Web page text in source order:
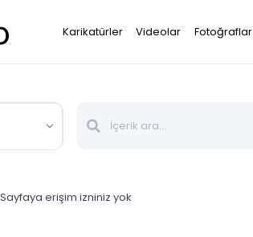
Karikatürler Videolar Fotoğraflar
erişim izniniz yok